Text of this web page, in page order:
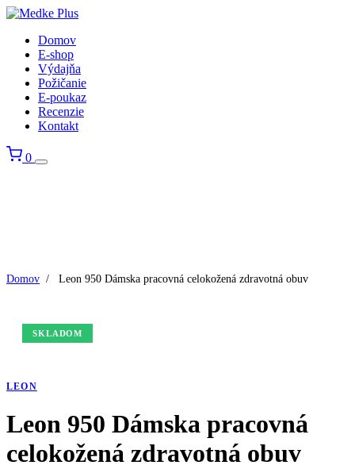
Domov
E-shop
Výdajňa
Požičanie
E-poukaz
Recenzie
Kontakt
0
Domov / Leon 950 Dámska pracovná celokožená zdravotná obuv
SKLADOM
LEON
Leon 950 Dámska pracovná
celokožená zdravotná obuv